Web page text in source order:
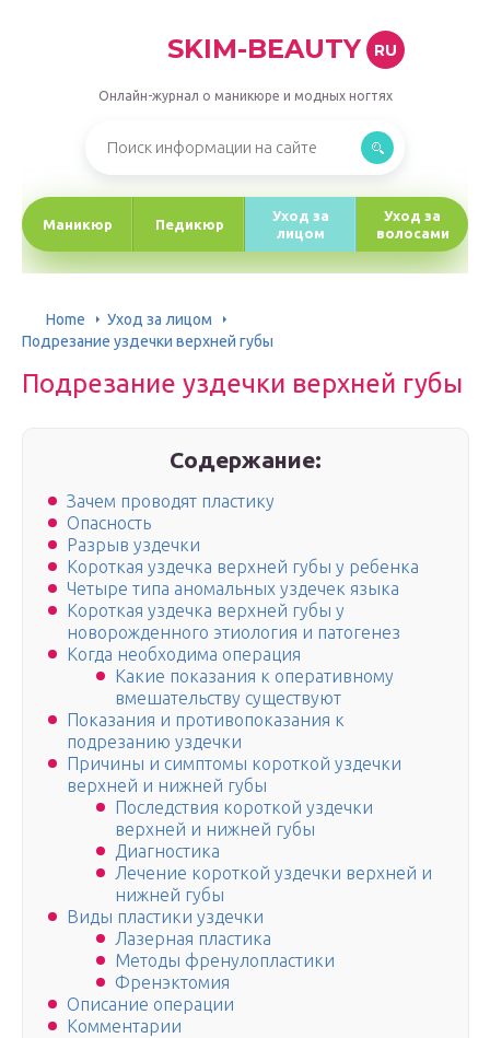
SKIM-BEAUTY RU
Онлайн-журнал о маникюре и модных ногтях
Маникюр Педикюр
Уход за
лицом
Уход за
волосами
Home
Уход за лицом
Подрезание уздечки верхней губы
Подрезание уздечки верхней губы
Содержание:
Зачем проводят пластику
Опасность
Разрыв уздечки
Короткая уздечка верхней губы у ребенка
Четыре типа аномальных уздечек языка
Короткая уздечка верхней губы у
новорожденного этиология и патогенез
Когда необходима операция
Какие показания к оперативному
вмешательству существуют
Показания и противопоказания к
подрезанию уздечки
Причины и симптомы короткой уздечки
верхней и нижней губы
Последствия короткой уздечки
верхней и нижней губы
Диагностика
Лечение короткой уздечки верхней и
нижней губы
Виды пластики уздечки
Лазерная пластика
Методы френулопластики
Френэктомия
Описание операции
Комментарии